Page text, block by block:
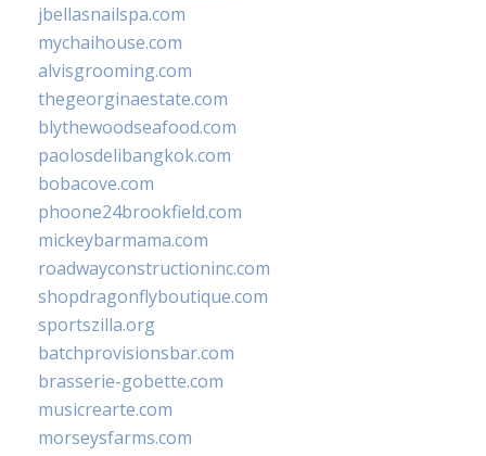
jbellasnailspa.com
mychaihouse.com
alvisgrooming.com
thegeorginaestate.com
blythewoodseafood.com
paolosdelibangkok.com
bobacove.com
phoone24brookfield.com
mickeybarmama.com
roadwayconstructioninc.com
shopdragonflyboutique.com
sportszilla.org
batchprovisionsbar.com
brasserie-gobette.com
musicrearte.com
morseysfarms.com